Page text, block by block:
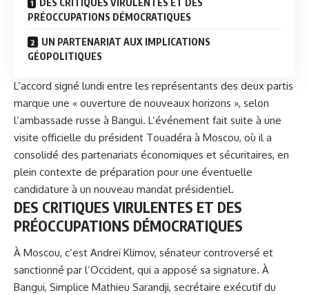
PRÉOCCUPATIONS DÉMOCRATIQUES
UN PARTENARIAT AUX IMPLICATIONS
GÉOPOLITIQUES
L’accord signé lundi entre les représentants des deux partis
marque une « ouverture de nouveaux horizons », selon
l’ambassade russe à Bangui. L’événement fait suite à une
visite officielle du président Touadéra à Moscou, où il a
consolidé des partenariats économiques et sécuritaires, en
plein contexte de préparation pour une éventuelle
candidature à un nouveau mandat présidentiel.
DES CRITIQUES VIRULENTES ET DES
PRÉOCCUPATIONS DÉMOCRATIQUES
À Moscou, c’est Andreï Klimov, sénateur controversé et
sanctionné par l’Occident, qui a apposé sa signature. À
Bangui, Simplice Mathieu Sarandji, secrétaire exécutif du